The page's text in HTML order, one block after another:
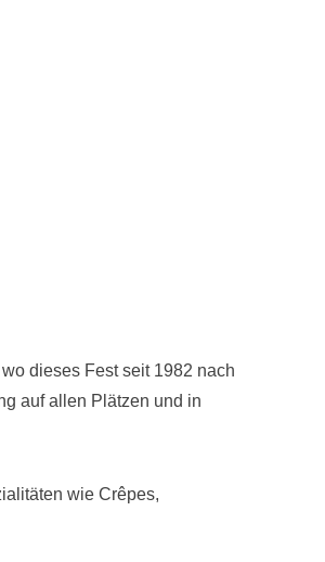
dieses Fest seit 1982 nach
auf allen Plätzen und in
wie Crêpes,